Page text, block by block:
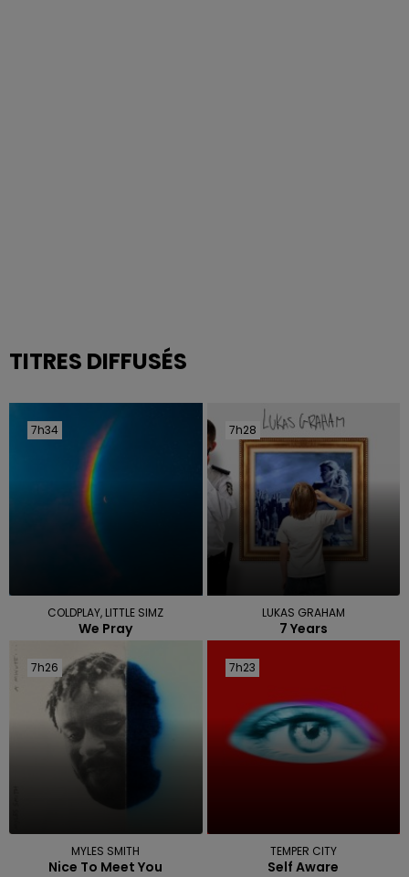
TITRES DIFFUSÉS
7h34
7h34
COLDPLAY, LITTLE SIMZ
We Pray
7h28
7h28
LUKAS GRAHAM
7 Years
7h26
7h26
MYLES SMITH
Nice To Meet You
7h23
7h23
TEMPER CITY
Self Aware